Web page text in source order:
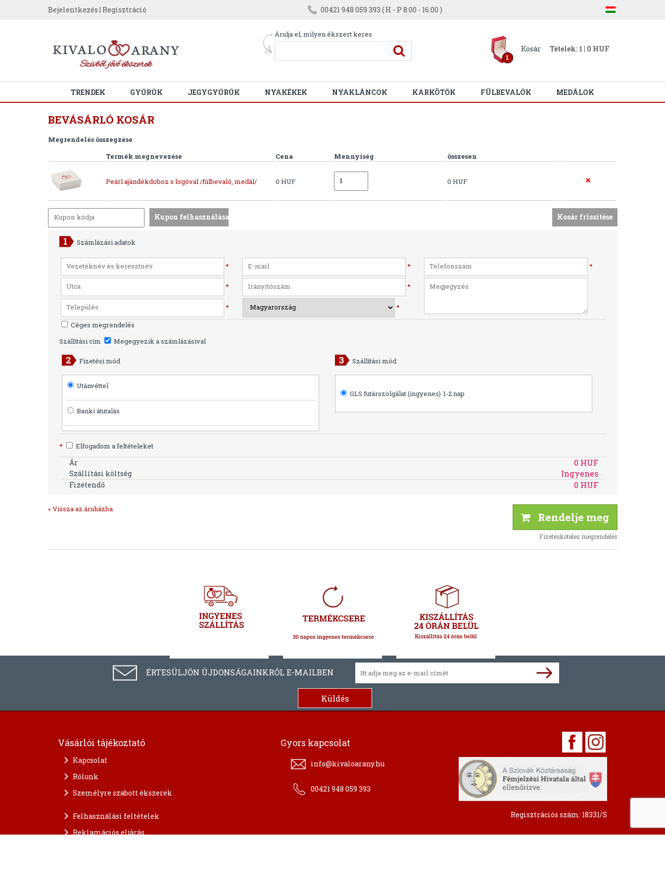
Bejelentkezés | Regisztráció 00421 948 059 393 ( H - P 8:00 - 16:00 )
Árulja el, milyen ékszert keres
1
Kosár Tételek: 1 | 0 HUF
TRENDEK GYŰRŰK JEGYGYŰRŰK NYAKÉKEK NYAKLÁNCOK KARKÖTŐK FÜLBEVALÓK MEDÁLOK
BEVÁSÁRLÓ KOSÁR
Megrendelés összegzése
Termék megnevezése
Cena Mennyiség összesen
Pearl ajándékdoboz s logóval /fülbevaló, medál/ 0 HUF 0 HUF
Számlázási adatok
* * *
* *
*
*
Céges megrendelés
Szállítási cím
Megegyezik a számlázásival
Fizetési mód
Utánvéttel
Banki átutalás
Szállítási mód
GLS futárszolgálat (ingyenes) 1-2 nap
* Elfogadom a feltételeket
Ár 0 HUF
Szállítási költség Ingyenes
Fizetendő 0 HUF
« Vissza az áruházba
Rendelje meg
Fizetésköteles megrendelés
ÉRTESÜLJÖN ÚJDONSÁGAINKRÓL E-MAILBEN
Vásárlói tájékoztató
Kapcsolat
Rólunk
Személyre szabott ékszerek
Felhasználási feltételek
Reklamációs eljárás
Gyors kapcsolat
info@kivaloarany.hu
00421 948 059 393
Regisztrációs szám: 18331/S